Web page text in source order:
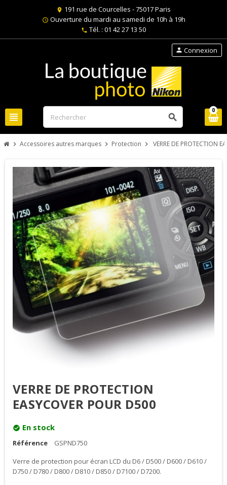
location_on 191 rue de Courcelles - 75017 Paris
schedule Ouverture du mardi au samedi de 10h à 19h
phone Tél. : 01 42 27 13 50
view_headline search
person Connexion
0
chevron_right Accessoires autres marques chevron_right Protection chevron_right VERRE DE PROTECTION
VERRE DE PROTECTION
EASYCOVER POUR D500
check_circle En stock
Référence
GSPND750
Verre de protection pour écran LCD du D6 / D500 / D600 / D610 /
D750 / D780 / D800 / D810 / D850 / D7100 / D7200.